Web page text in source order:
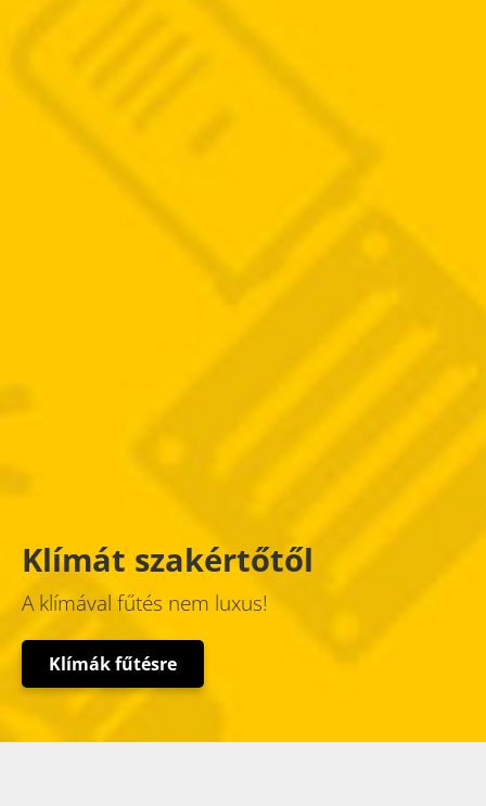
Klímát szakértőtől
A klímával fűtés nem luxus!
Klímák fűtésre